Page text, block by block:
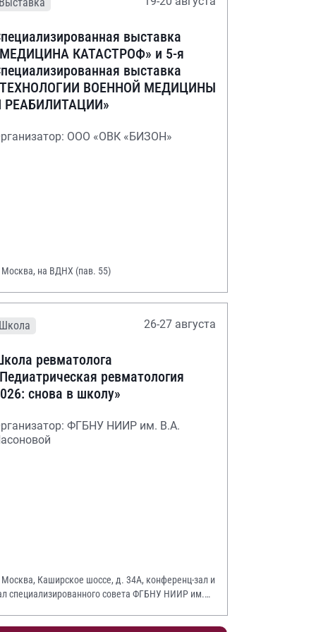
Выставка
выставка
КАТАСТРОФ» и 5-я
выставка
ВОЕННОЙ МЕДИЦИНЫ
РЕАБИЛИТАЦИИ»
ООО «ОВК «БИЗОН»
Москва, на ВДНХ (пав. 55)
Школа 26-27 августа
ревматолога
ревматология
снова в школу»
ФГБНУ НИИР им. В.А.
Москва, Каширское шоссе, д. 34А, конференц-зал и
специализированного совета ФГБНУ НИИР им.